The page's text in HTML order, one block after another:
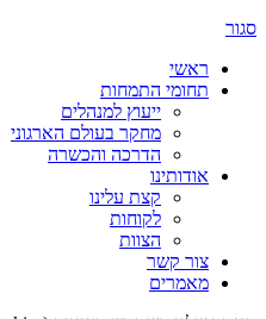
סגור
ראשי
תחומי התמחות
ייעוץ למנהלים
מחקר בעולם הארגוני
הדרכה והכשרה
אודותינו
קצת עלינו
לקוחות
הצוות
צור קשר
מאמרים